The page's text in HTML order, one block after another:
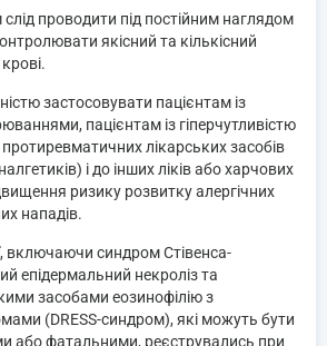
проводити під постійним наглядом
якісний та кількісний
застосовувати пацієнтам із
пацієнтам із гіперчутливістю
лікарських засобів
і до інших ліків або харчових
ризику розвитку алергічних
нападів.
включаючи синдром Стівенса-
епідермальний некроліз та
засобами еозинофілію з
(DRESS-синдром), які можуть бути
або фатальними, реєструвались при